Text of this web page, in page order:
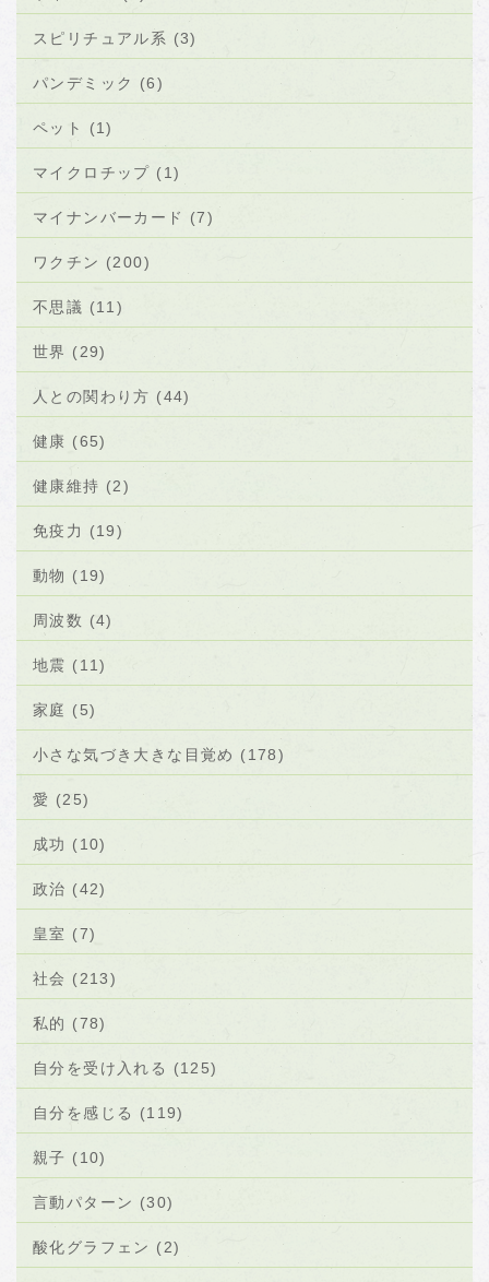
スピリチュアル系 (3)
パンデミック (6)
ペット (1)
マイクロチップ (1)
マイナンバーカード (7)
ワクチン (200)
不思議 (11)
世界 (29)
人との関わり方 (44)
健康 (65)
健康維持 (2)
免疫力 (19)
動物 (19)
周波数 (4)
地震 (11)
家庭 (5)
小さな気づき大きな目覚め (178)
愛 (25)
成功 (10)
政治 (42)
皇室 (7)
社会 (213)
私的 (78)
自分を受け入れる (125)
自分を感じる (119)
親子 (10)
言動パターン (30)
酸化グラフェン (2)